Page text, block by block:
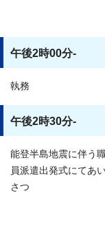
午後2時00分-
執務
午後2時30分-
能登半島地震に伴う
員派遣出発式にてあ
さつ